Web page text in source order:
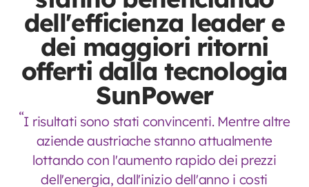
dell'efficienza leader e
dei maggiori ritorni
offerti dalla tecnologia
SunPower
I risultati sono stati convincenti. Mentre altre
aziende austriache stanno attualmente
lottando con l'aumento rapido dei prezzi
dell'energia, dall'inizio dell'anno i costi